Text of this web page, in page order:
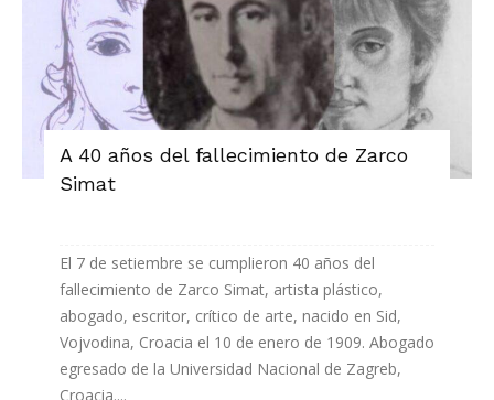
A 40 años del fallecimiento de Zarco
Simat
El 7 de setiembre se cumplieron 40 años del
fallecimiento de Zarco Simat, artista plástico,
abogado, escritor, crítico de arte, nacido en Sid,
Vojvodina, Croacia el 10 de enero de 1909. Abogado
egresado de la Universidad Nacional de Zagreb,
Croacia....